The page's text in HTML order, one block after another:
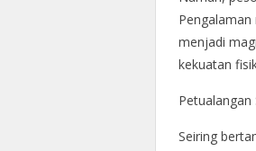
menjadi
kekuatan
Petualangan
Seiring